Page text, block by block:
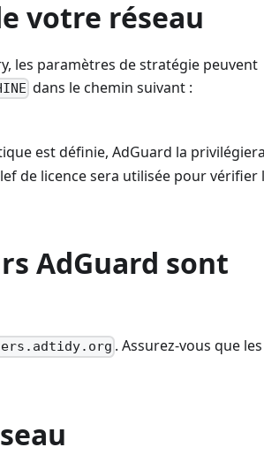
votre réseau
les paramètres de stratégie peuvent
dans le chemin suivant :
est définie, AdGuard la
de licence sera utilisée pour vérifier
AdGuard sont
. Assurez-vous que